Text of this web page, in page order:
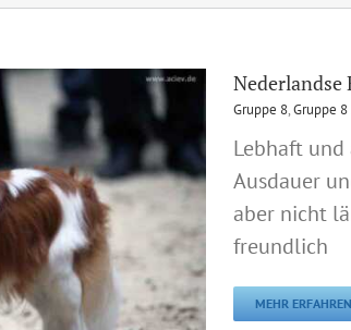
Nederlandse
Gruppe 8,Gruppe
Lebhaft
Ausdauer
aber nicht
freundlich
MEHR ERFAHREN